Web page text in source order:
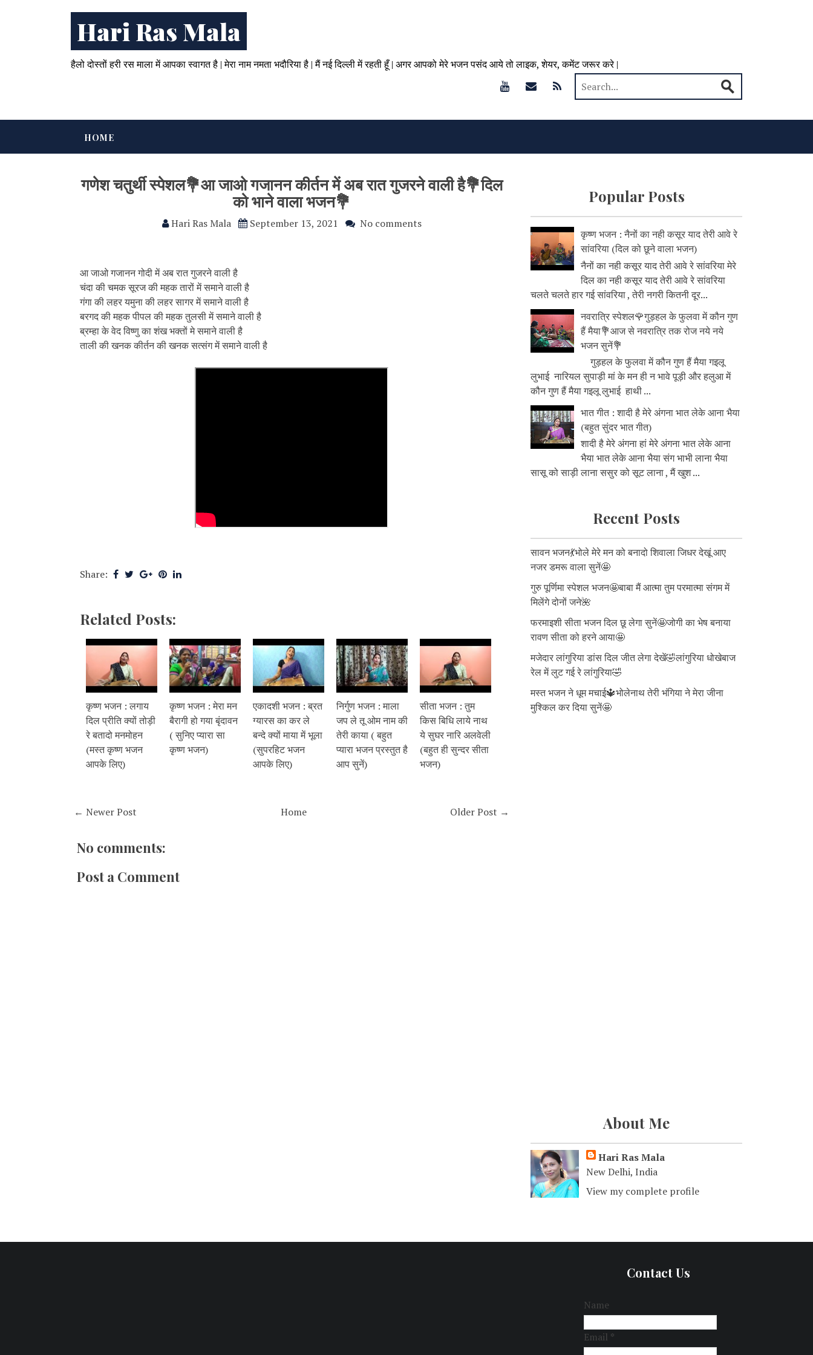
Hari Ras Mala
हैलो दोस्तों हरी रस माला में आपका स्वागत है | मेरा नाम नमता भदौरिया है | मैं नई दिल्ली में रहती हूँ | अगर आपको मेरे भजन पसंद आये तो लाइक, शेयर, कमेंट जरूर करे |
HOME
गणेश चतुर्थी स्पेशल💐आ जाओ गजानन कीर्तन में अब रात गुजरने वाली है💐दिल
को भाने वाला भजन💐
Hari Ras Mala September 13, 2021 No comments
आ जाओ गजानन गोदी में अब रात गुजरने वाली है
चंदा की चमक सूरज की महक तारों में समाने वाली है
गंगा की लहर यमुना की लहर सागर में समाने वाली है
बरगद की महक पीपल की महक तुलसी में समाने वाली है
ब्रम्हा के वेद विष्णु का शंख भक्तों मे समाने वाली है
ताली की खनक कीर्तन की खनक सत्संग में समाने वाली है
Share:
Related Posts:
कृष्ण भजन : लगाय
दिल प्रीति क्यों तोड़ी
रे बतादो मनमोहन
(मस्त कृष्ण भजन
आपके लिए)
कृष्ण भजन : मेरा मन
बैरागी हो गया बृंदावन
( सुनिए प्यारा सा
कृष्ण भजन)
एकादशी भजन : ब्रत
ग्यारस का कर ले
बन्दे क्यों माया में भूला
(सुपरहिट भजन
आपके लिए)
निर्गुण भजन : माला
जप ले तू ओम नाम की
तेरी काया ( बहुत
प्यारा भजन प्रस्तुत है
आप सुनें)
सीता भजन : तुम
किस बिधि लाये नाथ
ये सुघर नारि अलवेली
(बहुत ही सुन्दर सीता
भजन)
← Newer Post Older Post →
Home
No comments:
Post a Comment
Popular Posts
कृष्ण भजन : नैनों का नही कसूर याद तेरी आवे रे
सांवरिया (दिल को छूने वाला भजन)
नैनों का नही कसूर याद तेरी आवे रे सांवरिया मेरे
दिल का नही कसूर याद तेरी आवे रे सांवरिया
चलते चलते हार गई सांवरिया , तेरी नगरी कितनी दूर...
नवरात्रि स्पेशल🌹गुड़हल के फुलवा में कौन गुण
हैं मैया💐आज से नवरात्रि तक रोज नये नये
भजन सुनें💐
गुड़हल के फुलवा में कौन गुण हैं मैया गइलू
लुभाई नारियल सुपाड़ी मां के मन ही न भावे पूड़ी और हलुआ में
कौन गुण हैं मैया गइलू लुभाई हाथी ...
भात गीत : शादी है मेरे अंगना भात लेके आना भैया
(बहुत सुंदर भात गीत)
शादी है मेरे अंगना हां मेरे अंगना भात लेके आना
भैया भात लेके आना भैया संग भाभी लाना भैया
सासू को साड़ी लाना ससुर को सूट लाना , मैं खुश ...
Recent Posts
सावन भजन💃भोले मेरे मन को बनादो शिवाला जिधर देखूं आए
नजर डमरू वाला सुनें🤩
गुरु पूर्णिमा स्पेशल भजन🤩बाबा मैं आत्मा तुम परमात्मा संगम में
मिलेंगे दोनों जने🌺
फरमाइशी सीता भजन दिल छू लेगा सुनें🤩जोगी का भेष बनाया
रावण सीता को हरने आया🤩
मजेदार लांगुरिया डांस दिल जीत लेगा देखें🤣लांगुरिया धोखेबाज
रेल में लुट गई रे लांगुरिया🤣
मस्त भजन ने धूम मचाई🔱भोलेनाथ तेरी भंगिया ने मेरा जीना
मुश्किल कर दिया सुनें🤩
About Me
Hari Ras Mala
New Delhi, India
View my complete profile
Contact Us
Name
Email *